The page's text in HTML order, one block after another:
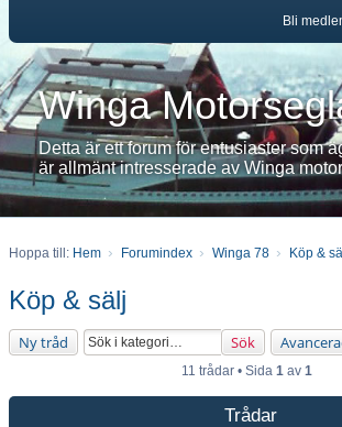
Bli
Winga
Detta är ett forum för entusiaster som
är allmänt intresserade av Winga
Hoppa till: Hem Forumindex Winga 78 Köp &
Köp & sälj
Ny tråd Sök
11 trådar • Sida 1av 1
Trådar